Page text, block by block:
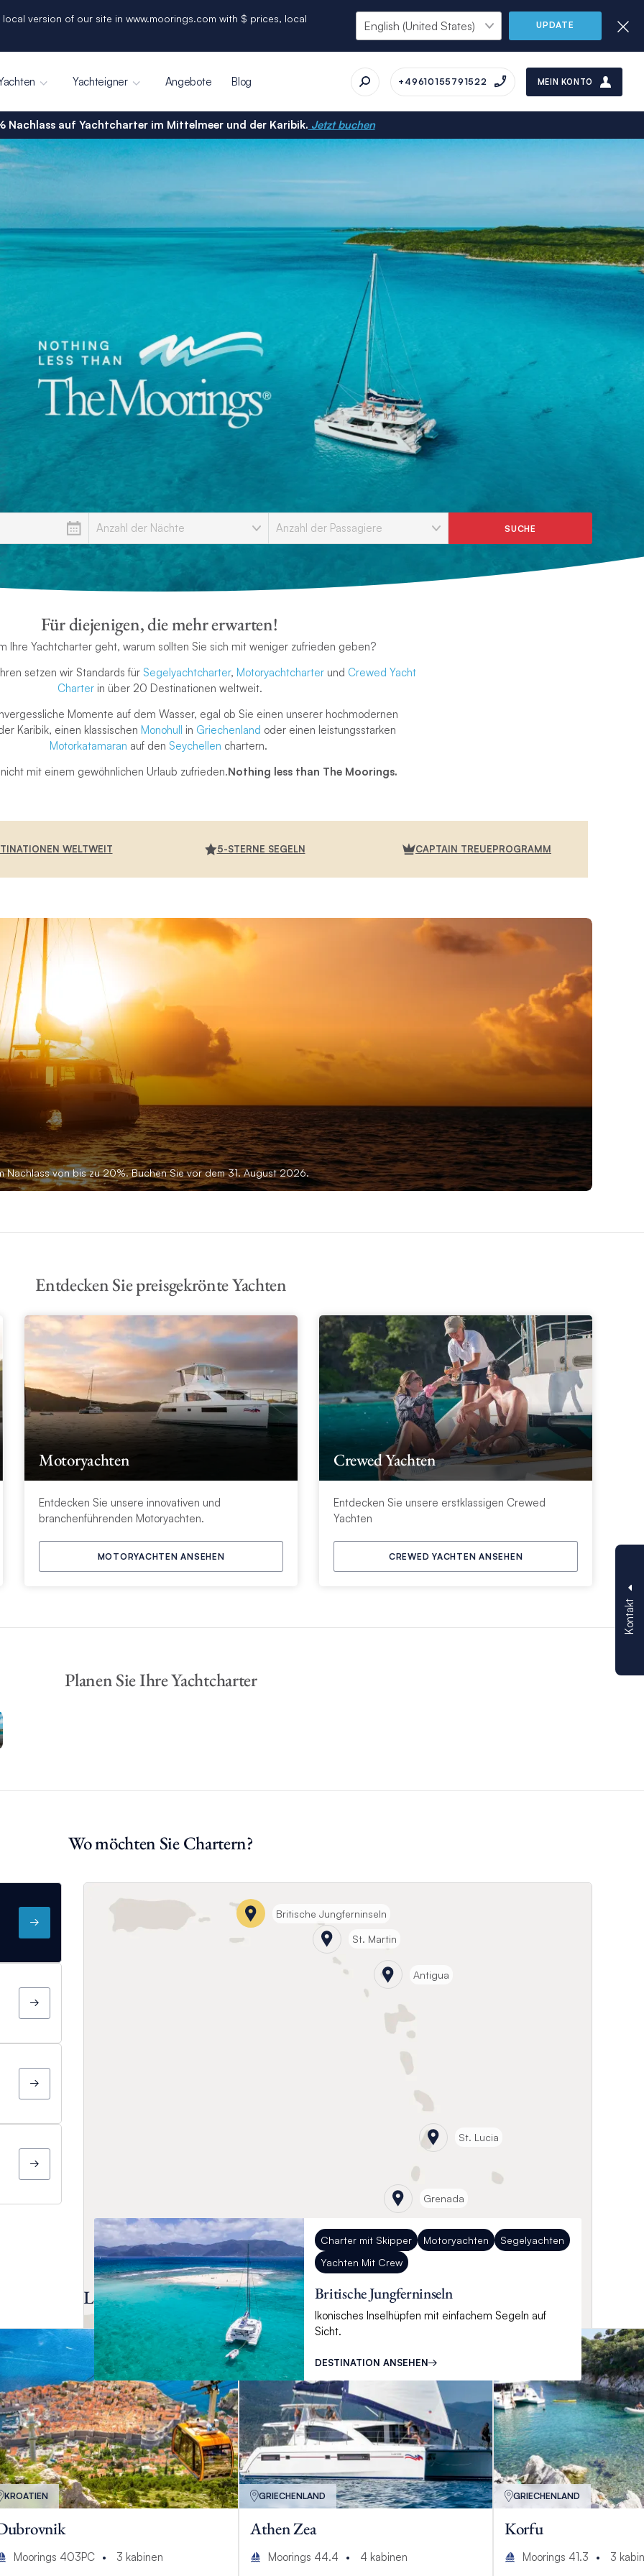
version of our site in www.moorings.com with $ prices, local
UPDATE
Yachteigner Angebote Blog +49610155791522 MEIN KONTO
Kontakt
Nachlass auf Yachtcharter im Mittelmeer und der Karibik. Jetzt buchen
SUCHE
Für diejenigen, die mehr erwarten!
Ihre Yachtcharter geht, warum sollten Sie sich mit weniger zufrieden geben?
setzen wir Standards für Segelyachtcharter, Motoryachtcharter und Crewed Yacht
Charterin über 20 Destinationen weltweit.
Momente auf dem Wasser, egal ob Sie einen unserer hochmodernen
Karibik, einen klassischen Monohull in Griechenland oder einen leistungsstarken
Motorkatamaran auf den Seychellen chartern.
mit einem gewöhnlichen Urlaub zufrieden.Nothing less than The Moorings.
WELTWEIT 5-STERNE SEGELN CAPTAIN TREUEPROGRAMM
Nachlass von bis zu 20%. Buchen Sie vor dem 31. August 2026.
Entdecken Sie preisgekrönte Yachten
Motoryachten
Entdecken Sie unsere innovativen und
branchenführenden Motoryachten.
MOTORYACHTEN ANSEHEN
Crewed Yachten
Entdecken Sie unsere erstklassigen Crewed
Yachten
CREWED YACHTEN ANSEHEN
Planen Sie Ihre Yachtcharter
Wo möchten Sie Chartern?
Britische Jungferninseln
Charter mit Skipper Motoryachten
Segelyachten
Yachten Mit Crew
Britische Jungferninseln
Ikonisches Inselhüpfen mit einfachem Segeln auf
Sicht.
DESTINATION ANSEHEN
Antigua
St. Lucia
St. Martin
Grenada
Last Minute Angebote
KROATIEN
Moorings 403PC 3 kabinen
GRIECHENLAND
Athen Zea
Moorings 44.4 4 kabinen
GRIECHENLAND
Korfu
Moorings 41.3 3